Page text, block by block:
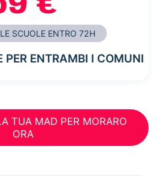
SCUOLE ENTRO 72H
PER ENTRAMBI I COMUNI
TUA MAD PER MORARO
ORA